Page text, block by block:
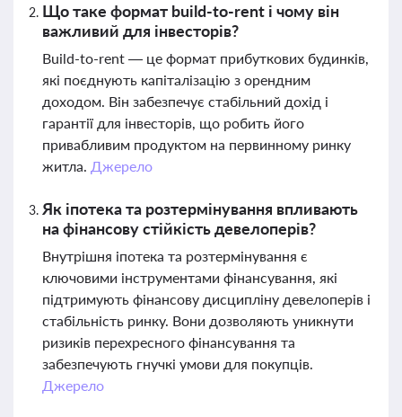
Що таке формат build-to-rent і чому він
важливий для інвесторів?
Build-to-rent — це формат прибуткових будинків,
які поєднують капіталізацію з орендним
доходом. Він забезпечує стабільний дохід і
гарантії для інвесторів, що робить його
привабливим продуктом на первинному ринку
житла. Джерело
Як іпотека та розтермінування впливають
на фінансову стійкість девелоперів?
Внутрішня іпотека та розтермінування є
ключовими інструментами фінансування, які
підтримують фінансову дисципліну девелоперів і
стабільність ринку. Вони дозволяють уникнути
ризиків перехресного фінансування та
забезпечують гнучкі умови для покупців.
Джерело